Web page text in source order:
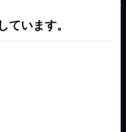
ています。